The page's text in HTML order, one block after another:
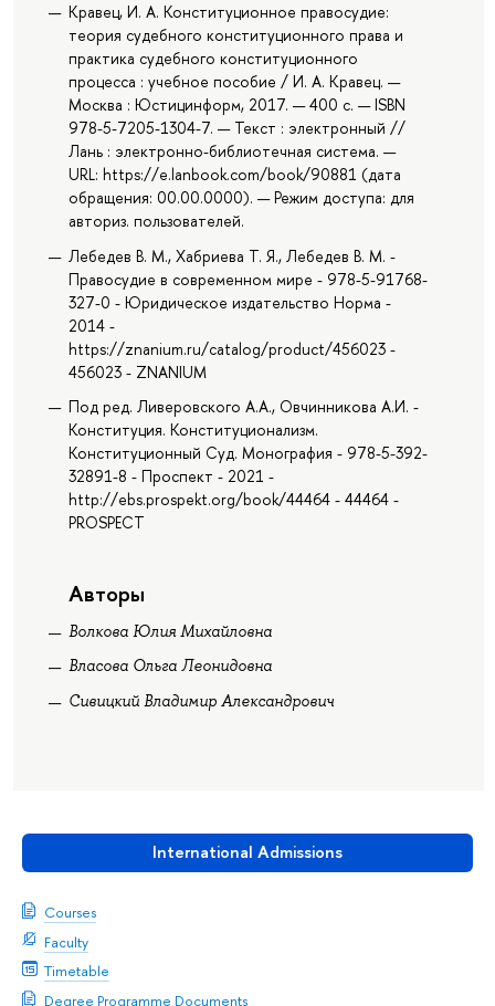
International Admissions
Courses
Faculty
Timetable
Degree Programme Documents
Кравец, И. А. Конституционное правосудие:
теория судебного конституционного права и
практика судебного конституционного
процесса : учебное пособие / И. А. Кравец. —
Москва : Юстицинформ, 2017. — 400 с. — ISBN
978-5-7205-1304-7. — Текст : электронный //
Лань : электронно-библиотечная система. —
URL: https://e.lanbook.com/book/90881 (дата
обращения: 00.00.0000). — Режим доступа: для
авториз. пользователей.
Лебедев В. М., Хабриева Т. Я., Лебедев В. М. -
Правосудие в современном мире - 978-5-91768-
327-0 - Юридическое издательство Норма -
2014 -
https://znanium.ru/catalog/product/456023 -
456023 - ZNANIUM
Под ред. Ливеровского А.А., Овчинникова А.И. -
Конституция. Конституционализм.
Конституционный Суд. Монография - 978-5-392-
32891-8 - Проспект - 2021 -
http://ebs.prospekt.org/book/44464 - 44464 -
PROSPECT
Авторы
Волкова Юлия Михайловна
Власова Ольга Леонидовна
Сивицкий Владимир Александрович